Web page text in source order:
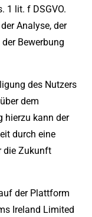
1 lit. f DSGVO.
Analyse, der
Bewerbung
des Nutzers
dem
hierzu kann der
durch eine
die Zukunft
der Plattform
Ireland Limited